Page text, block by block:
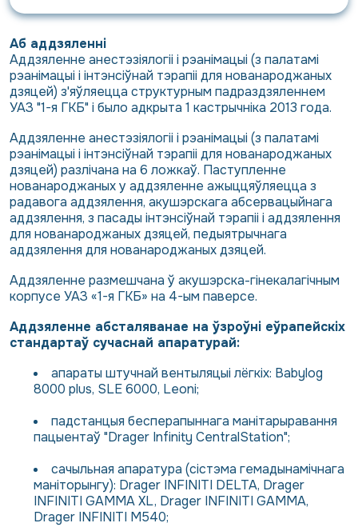
Аб аддзяленні
Аддзяленне анестэзіялогіі і рэанімацыі (з палатамі
рэанімацыі і інтэнсіўнай тэрапіі для нованароджаных
дзяцей) з'яўляецца структурным падраздзяленнем
УАЗ "1-я ГКБ" і было адкрыта 1 кастрычніка 2013 года.
Аддзяленне анестэзіялогіі і рэанімацыі (з палатамі
рэанімацыі і інтэнсіўнай тэрапіі для нованароджаных
дзяцей) разлічана на 6 ложкаў. Паступленне
нованароджаных у аддзяленне ажыццяўляецца з
радавога аддзялення, акушэрскага абсервацыйнага
аддзялення, з пасады інтэнсіўнай тэрапіі і аддзялення
для нованароджаных дзяцей, педыятрычнага
аддзялення для нованароджаных дзяцей.
Аддзяленне размешчана ў акушэрска-гінекалагічным
корпусе УАЗ «1-я ГКБ» на 4-ым паверсе.
Аддзяленне абсталяванае на ўзроўні еўрапейскіх
стандартаў сучаснай апаратурай:
апараты штучнай вентыляцыі лёгкіх: Babylog
8000 plus, SLE 6000, Leoni;
падстанцыя бесперапыннага манітарыравання
пацыентаў "Drager Infinity CentralStation";
сачыльная апаратура (сістэма гемадынамічнага
маніторынгу): Drager INFINITI DELTA, Drager
INFINITI GAMMA XL, Drager INFINITI GAMMA,
Drager INFINITI M540;